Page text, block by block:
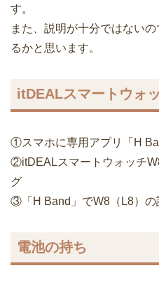
す。
また、説明が十分ではない
るかと思います。
itDEALスマートウォ
①スマホに専用アプリ「H
②itDEALスマートウォッチ
グ
③「H Band」でW8（L8）の
電池の持ち